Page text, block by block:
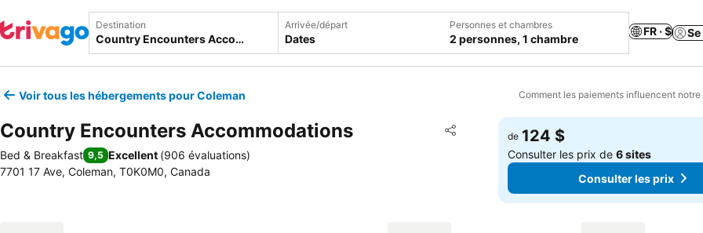
Destination Arrivée/départ
Dates
Personnes et chambres
2 personnes, 1 chambre
FR · $
Voir tous les hébergements pour Coleman Comment les paiements influencent
Country Encounters Accommodations Partager
Ajouter à mes favoris
Bed & Breakfast 9,5 Excellent (906 évaluations)
7701 17 Ave, Coleman, T0K0M0, Canada
de 124 $
Consulter les prix de6 sites
Consulter les prix